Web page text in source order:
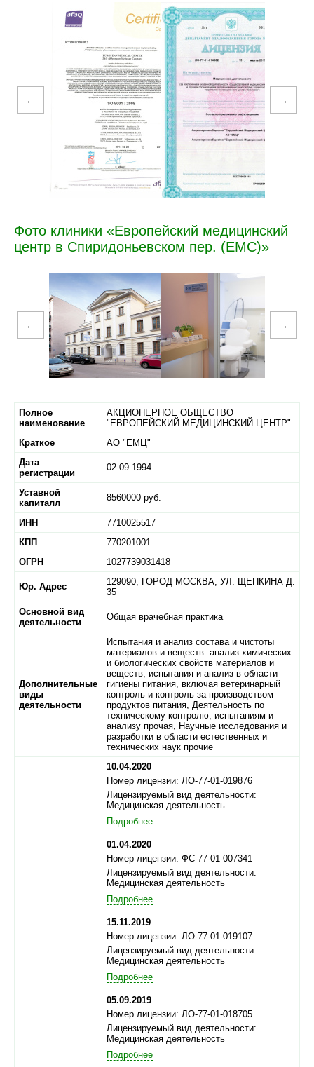
← →
Фото клиники «Европейский медицинский
центр в Спиридоньевском пер. (ЕМС)»
← →
Полное
наименование
АКЦИОНЕРНОЕ ОБЩЕСТВО
"ЕВРОПЕЙСКИЙ МЕДИЦИНСКИЙ ЦЕНТР"
Краткое
АО "ЕМЦ"
Дата
регистрации
02.09.1994
Уставной
капиталл
8560000 руб.
ИНН
7710025517
КПП
770201001
ОГРН
1027739031418
Юр. Адрес 129090, ГОРОД МОСКВА, УЛ. ЩЕПКИНА Д.
35
Основной вид
деятельности
Общая врачебная практика
Дополнительные
виды
деятельности
Испытания и анализ состава и чистоты
материалов и веществ: анализ химических
и биологических свойств материалов и
веществ; испытания и анализ в области
гигиены питания, включая ветеринарный
контроль и контроль за производством
продуктов питания, Деятельность по
техническому контролю, испытаниям и
анализу прочая, Научные исследования и
разработки в области естественных и
технических наук прочие
10.04.2020
Номер лицензии: ЛО-77-01-019876
Лицензируемый вид деятельности:
Медицинская деятельность
Подробнее
01.04.2020
Номер лицензии: ФС-77-01-007341
Лицензируемый вид деятельности:
Медицинская деятельность
Подробнее
15.11.2019
Номер лицензии: ЛО-77-01-019107
Лицензируемый вид деятельности:
Медицинская деятельность
Подробнее
05.09.2019
Номер лицензии: ЛО-77-01-018705
Лицензируемый вид деятельности:
Медицинская деятельность
Подробнее